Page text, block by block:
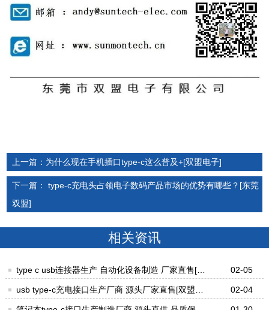
上一篇：为什么现在手机插口type-c这么普及+[双盟电子]
下一篇： type-c充电头占领电子数码产品市场的优势有哪些？[东莞
双盟]
相关资讯
type c usb连接器生产 自动化设备制造 厂家直售[双
盟电子]
02-05
usb type-c充电接口生产厂商 源头厂家直售[双盟电
子]
02-04